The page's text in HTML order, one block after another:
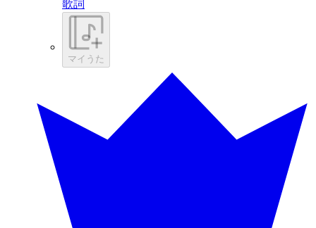
歌詞
マイうた